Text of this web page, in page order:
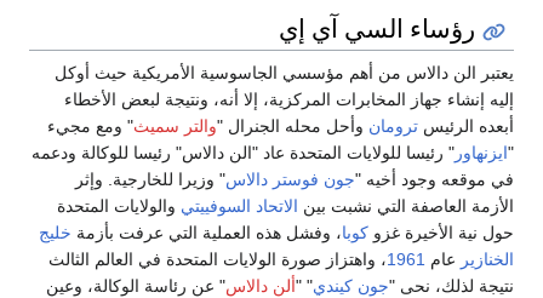
رؤساء السي آي إي
يعتبر الن دالاس من أهم مؤسسي الجاسوسية الأمريكية حيث أوكل
إليه إنشاء جهاز المخابرات المركزية، إلا أنه، ونتيجة لبعض الأخطاء
أبعده الرئيس ترومان وأحل محله الجنرال "والتر سميث" ومع مجيء
"ايزنهاور " رئيسا للولايات المتحدة عاد "الن دالاس" رئيسا للوكالة ودعمه
في موقعه وجود أخيه "جون فوستر دالاس" وزيرا للخارجية. وإثر
الأزمة العاصفة التي نشبت بين الاتحاد السوفييتي والولايات المتحدة
حول نية الأخيرة غزو كوبا، وفشل هذه العملية التي عرفت بأزمة خليج
الخنازير عام 1961، واهتزاز صورة الولايات المتحدة في العالم الثالث
نتيجة لذلك، نحى "جون كيندي" "ألن دالاس" عن رئاسة الوكالة، وعين